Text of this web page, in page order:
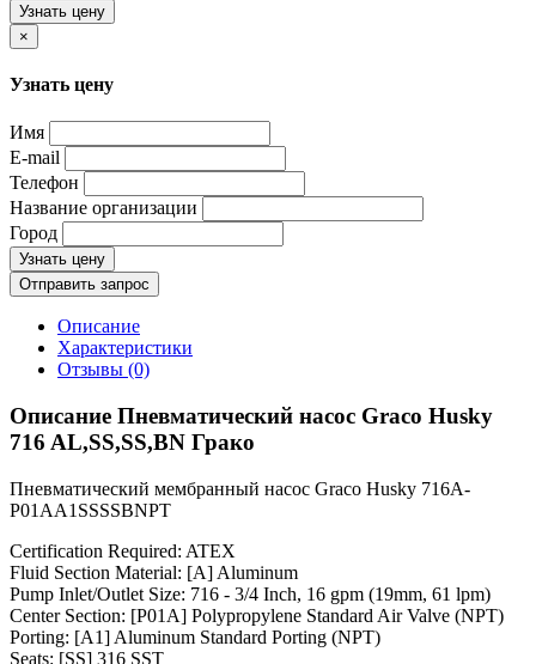
Узнать цену
×
Узнать цену
Имя
E-mail
Телефон
Название организации
Город
Узнать цену
Отправить запрос
Описание
Характеристики
Отзывы (0)
Описание Пневматический насос Graco Husky
716 AL,SS,SS,BN Грако
Пневматический мембранный насос Graco Husky 716A-
P01AA1SSSSBNPT
Certification Required: ATEX
Fluid Section Material: [A] Aluminum
Pump Inlet/Outlet Size: 716 - 3/4 Inch, 16 gpm (19mm, 61 lpm)
Center Section: [P01A] Polypropylene Standard Air Valve (NPT)
Porting: [A1] Aluminum Standard Porting (NPT)
Seats: [SS] 316 SST